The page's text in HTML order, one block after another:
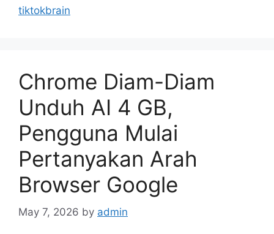
r
tiktokbrain
Chrome Diam-Diam
Unduh AI 4 GB,
Pengguna Mulai
Pertanyakan Arah
Browser Google
May 7, 2026 by admin